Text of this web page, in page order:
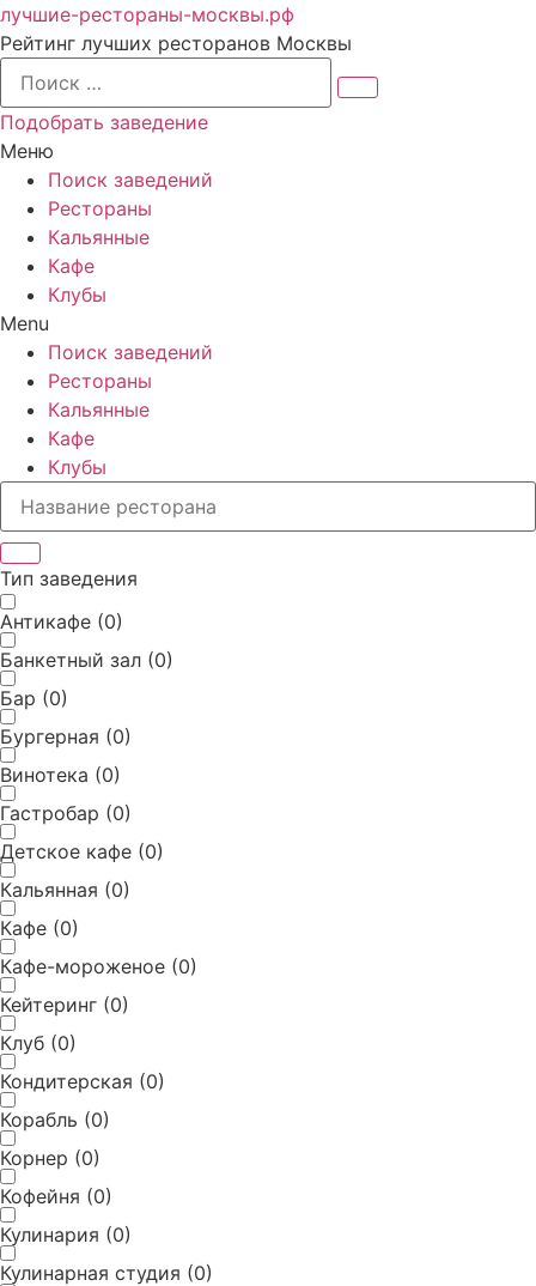
лучшие-рестораны-москвы.рф
Рейтинг лучших ресторанов Москвы
Подобрать заведение
Меню
Поиск заведений
Рестораны
Кальянные
Кафе
Клубы
Menu
Поиск заведений
Рестораны
Кальянные
Кафе
Клубы
Тип заведения
Антикафе (0)
Банкетный зал (0)
Бар (0)
Бургерная (0)
Винотека (0)
Гастробар (0)
Детское кафе (0)
Кальянная (0)
Кафе (0)
Кафе-мороженое (0)
Кейтеринг (0)
Клуб (0)
Кондитерская (0)
Корабль (0)
Корнер (0)
Кофейня (0)
Кулинария (0)
Кулинарная студия (0)